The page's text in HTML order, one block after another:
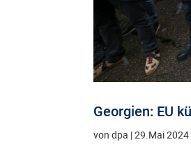
Georgien: EU
vondpa |29.Mai 2024